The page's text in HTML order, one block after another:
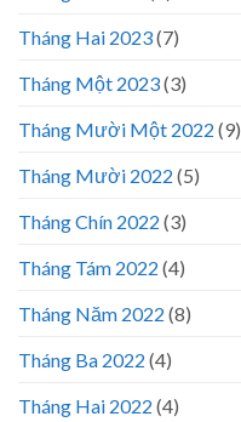
Tháng Hai 2023(7)
Tháng Một 2023(3)
Tháng Mười Một 2022 (9)
Tháng Mười 2022 (5)
Tháng Chín 2022 (3)
Tháng Tám 2022 (4)
Tháng Năm 2022 (8)
Tháng Ba 2022 (4)
Tháng Hai 2022 (4)